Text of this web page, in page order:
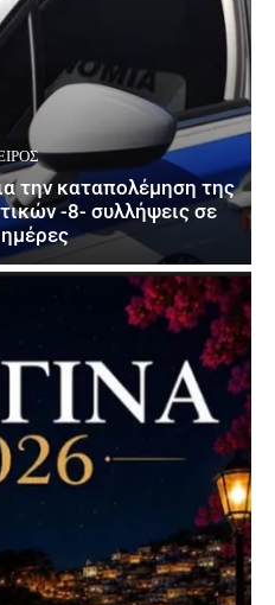
την καταπολέμηση της
-8- συλλήψεις σε